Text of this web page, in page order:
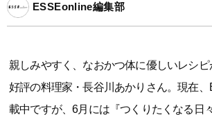
ESSEonline編集部
親しみやすく、なおかつ体に優しいレシ
好評の料理家・長谷川あかりさん。現在
載中ですが、6月には『つくりたくなる日